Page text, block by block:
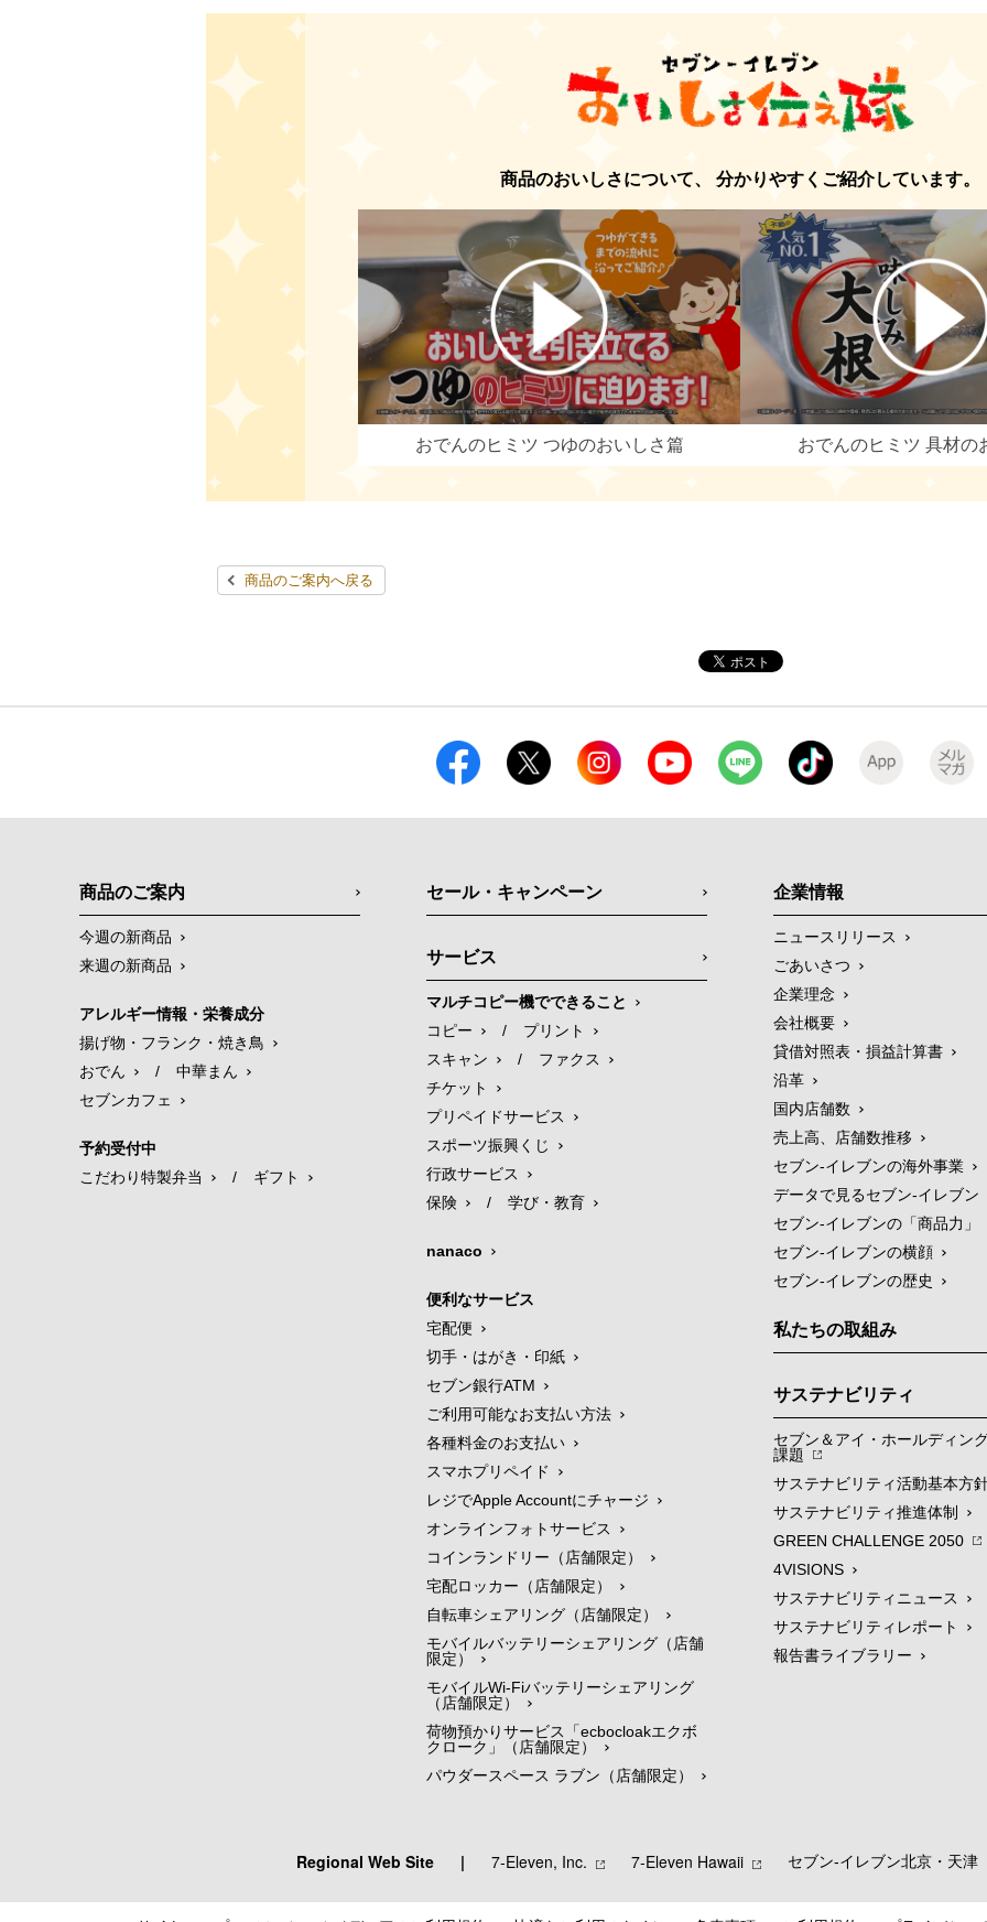
商品のおいしさについて、 分かりやすくご紹介しています。
おでんのヒミツ つゆのおいしさ篇 おでんのヒミツ 具材の
商品のご案内へ戻る
商品のご案内
今週の新商品
来週の新商品
アレルギー情報・栄養成分
揚げ物・フランク・焼き鳥
おでん
/
中華まん
セブンカフェ
予約受付中
こだわり特製弁当
/ ギフト
セール・キャンペーン
サービス
マルチコピー機でできること
コピー
/
プリント
スキャン
/
ファクス
チケット
プリペイドサービス
スポーツ振興くじ
行政サービス
保険
/ 学び・教育
nanaco
便利なサービス
宅配便
切手・はがき・印紙
セブン銀行ATM
ご利用可能なお支払い方法
各種料金のお支払い
スマホプリペイド
レジでApple Accountにチャージ
オンラインフォトサービス
コインランドリー（店舗限定）
宅配ロッカー（店舗限定）
自転車シェアリング（店舗限定）
モバイルバッテリーシェアリング（店舗
限定）
モバイルWi-Fiバッテリーシェアリング
（店舗限定）
荷物預かりサービス「ecbocloakエクボ
クローク」（店舗限定）
パウダースペース ラブン（店舗限定）
企業情報
ニュースリリース
ごあいさつ
企業理念
会社概要
貸借対照表・損益計算書
沿革
国内店舗数
売上高、店舗数推移
セブン‐イレブンの海外事業
データで見るセブン‐イレブン
セブン‐イレブンの「商品力」
セブン-イレブンの横顔
セブン-イレブンの歴史
私たちの取組み
サステナビリティ
セブン＆アイ・ホールディン
課題
サステナビリティ活動基本方
サステナビリティ推進体制
GREEN CHALLENGE 2050
4VISIONS
サステナビリティニュース
サステナビリティレポート
報告書ライブラリー
Regional Web Site | 7‐Eleven, Inc. 7‐Eleven Hawaii セブン‐イレブン北京・天津